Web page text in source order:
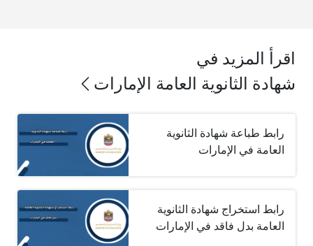
اقرأ المزيد في
شهادة الثانوية العامة الإمارات
رابط طباعة شهادة الثانوية
العامة في الإمارات
رابط استخراج شهادة الثانوية
العامة بدل فاقد في الإمارات